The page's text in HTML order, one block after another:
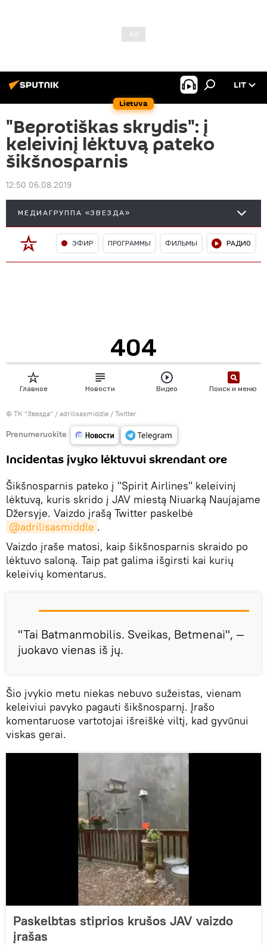
Lietuva
LIT
"Beprotiškas skrydis": į
keleivinį lėktuvą pateko
šikšnosparnis
12:50 06.08.2019
© ТК "Звезда" / adrilisasmiddle / Twitter
Prenumeruokite
Incidentas įvyko lėktuvui skrendant ore
Šikšnosparnis pateko į "Spirit Airlines" keleivinį
lėktuvą, kuris skrido į JAV miestą Niuarką Naujajame
Džersyje. Vaizdo įrašą Twitter paskelbė
@adrilisasmiddle .
Vaizdo įraše matosi, kaip šikšnosparnis skraido po
lėktuvo saloną. Taip pat galima išgirsti kai kurių
keleivių komentarus.
"Tai Batmanmobilis. Sveikas, Betmenai", —
juokavo vienas iš jų.
Šio įvykio metu niekas nebuvo sužeistas, vienam
keleiviui pavyko pagauti šikšnosparnį. Įrašo
komentaruose vartotojai išreiškė viltį, kad gyvūnui
viskas gerai.
Paskelbtas stiprios krušos JAV vaizdo
įrašas